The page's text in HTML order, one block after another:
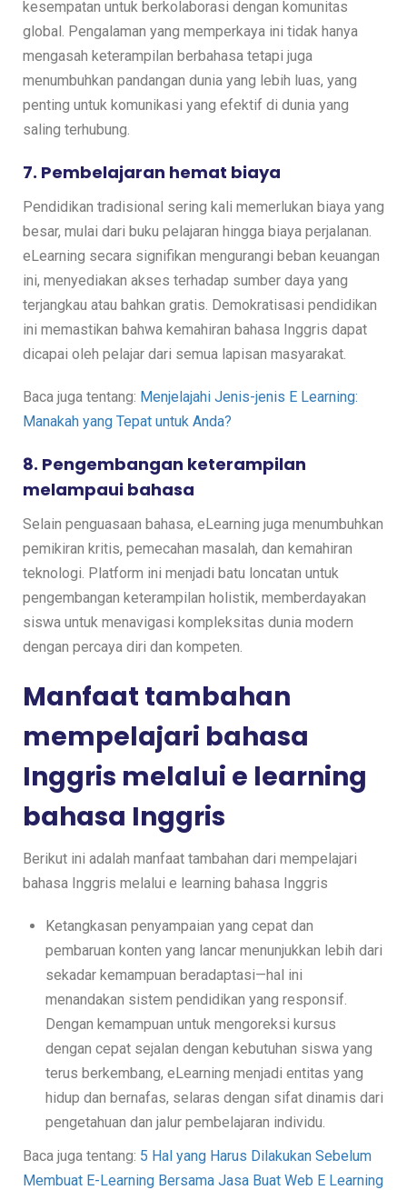
kesempatan untuk berkolaborasi dengan komunitas
global. Pengalaman yang memperkaya ini tidak hanya
mengasah keterampilan berbahasa tetapi juga
menumbuhkan pandangan dunia yang lebih luas, yang
penting untuk komunikasi yang efektif di dunia yang
saling terhubung.
7. Pembelajaran hemat biaya
Pendidikan tradisional sering kali memerlukan biaya yang
besar, mulai dari buku pelajaran hingga biaya perjalanan.
eLearning secara signifikan mengurangi beban keuangan
ini, menyediakan akses terhadap sumber daya yang
terjangkau atau bahkan gratis. Demokratisasi pendidikan
ini memastikan bahwa kemahiran bahasa Inggris dapat
dicapai oleh pelajar dari semua lapisan masyarakat.
Baca juga tentang: Menjelajahi Jenis-jenis E Learning:
Manakah yang Tepat untuk Anda?
8. Pengembangan keterampilan
melampaui bahasa
Selain penguasaan bahasa, eLearning juga menumbuhkan
pemikiran kritis, pemecahan masalah, dan kemahiran
teknologi. Platform ini menjadi batu loncatan untuk
pengembangan keterampilan holistik, memberdayakan
siswa untuk menavigasi kompleksitas dunia modern
dengan percaya diri dan kompeten.
Manfaat tambahan
mempelajari bahasa
Inggris melalui e learning
bahasa Inggris
Berikut ini adalah manfaat tambahan dari mempelajari
bahasa Inggris melalui e learning bahasa Inggris
Ketangkasan penyampaian yang cepat dan
pembaruan konten yang lancar menunjukkan lebih dari
sekadar kemampuan beradaptasi—hal ini
menandakan sistem pendidikan yang responsif.
Dengan kemampuan untuk mengoreksi kursus
dengan cepat sejalan dengan kebutuhan siswa yang
terus berkembang, eLearning menjadi entitas yang
hidup dan bernafas, selaras dengan sifat dinamis dari
pengetahuan dan jalur pembelajaran individu.
Baca juga tentang: 5 Hal yang Harus Dilakukan Sebelum
Membuat E-Learning Bersama Jasa Buat Web E Learning